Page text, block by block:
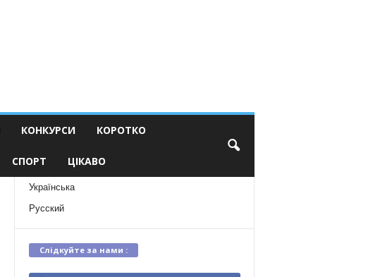
КОНКУРСИ КОРОТКО
СПОРТ ЦІКАВО
Українська
Русский
Слідкуйте за нами :